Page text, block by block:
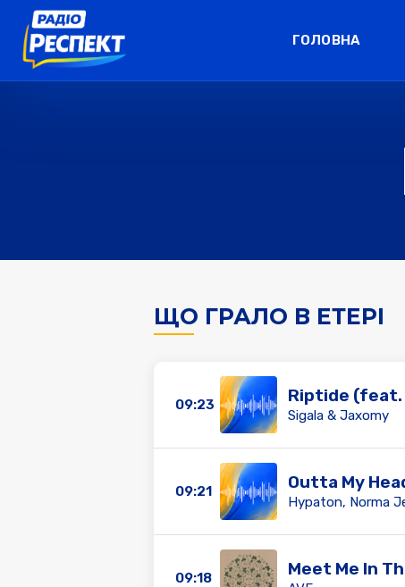
ГОЛОВНА
ЩО ГРАЛО В ЕТЕРІ
09:23 Riptide (feat.
Sigala & Jaxomy
09:21 Outta My
Hypaton, Norma
09:18 Meet Me In